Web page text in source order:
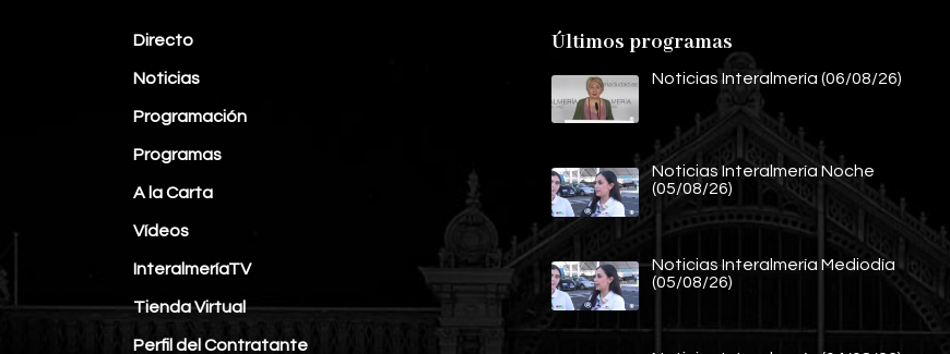
Directo
Noticias
Programación
Programas
A la Carta
Vídeos
InteralmeríaTV
Tienda Virtual
Perfil del Contratante
Últimos programas
Noticias Interalmería (06/08/26)
Noticias Interalmería Noche
(05/08/26)
Noticias Interalmería Mediodía
(05/08/26)